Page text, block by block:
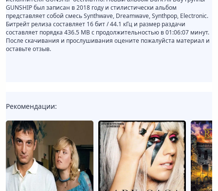
GUNSHIP был записан в 2018 году и стилистически альбом
представляет собой смесь Synthwave, Dreamwave, Synthpop, Electronic.
Битрейт релиза составляет 16 бит / 44.1 кГц и размер раздачи
составляет порядка 436.5 MB с продолжительностью в 01:06:07 минут.
После скачивания и прослушивания оцените пожалуйста материал и
оставьте отзыв.
Рекомендации: